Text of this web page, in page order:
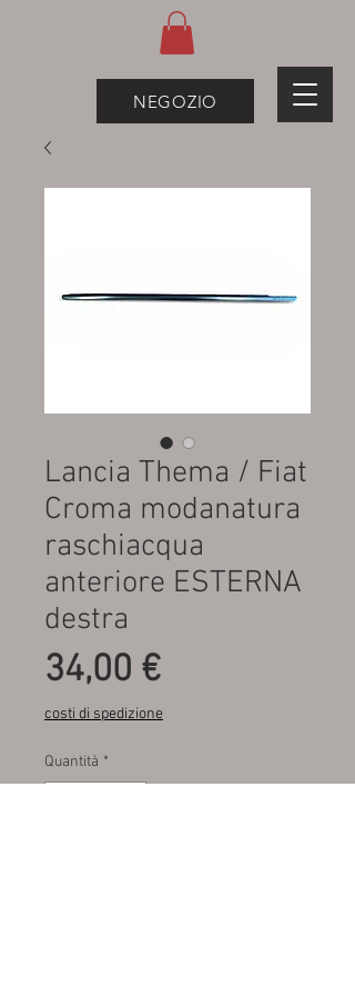
NEGOZIO
Lancia Thema / Fiat
Croma modanatura
raschiacqua
anteriore ESTERNA
destra
34,00 €Prezzo
costi di spedizione
Quantità *